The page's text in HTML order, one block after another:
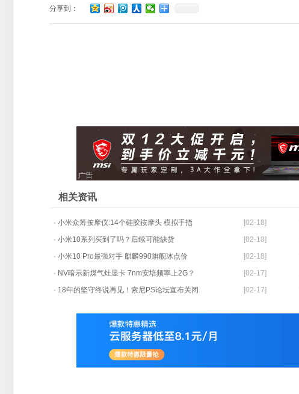
分享到：
相关资讯
· 小米众筹按摩仪:14个硅胶按摩头 模拟手指 [02-18]
· 小米10系列买到了吗？后续可能缺货
[02-18]
· 小米10 Pro最强对手 麒麟990旗舰冰点价
[02-18]
· NV暗示新煤气灶显卡 7nm安培频率上2G？
[02-17]
· 18年的坚守终说再见！索尼PS论坛宣布关闭
[02-17]